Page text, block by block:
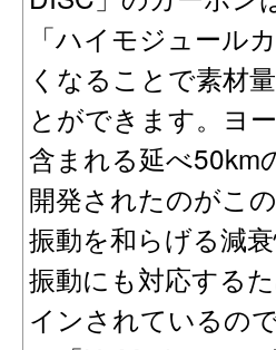
「ハイモジュール
くなることで素材
とができます。ヨ
含まれる延べ50km
開発されたのがこ
振動を和らげる減
振動にも対応する
インされているの